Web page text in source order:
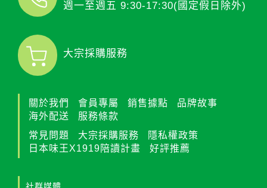
週一至週五 9:30-17:30(國定假日除外)
大宗採購服務
關於我們 會員專屬 銷售據點
品牌故事
海外配送
服務條款
常見問題
大宗採購服務
隱私權政策
日本味王X1919陪讀計畫
好評推薦
社群媒體